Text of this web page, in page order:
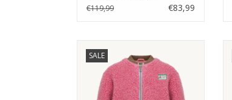
€119,99 €83,99
SALE
jacket dusty pink -
TOEVOEGEN AAN WINKELWAGEN